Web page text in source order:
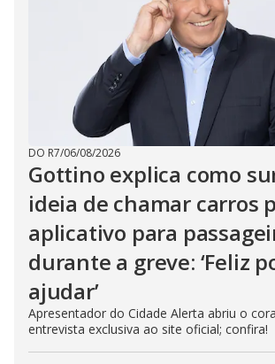
DO R7/06/08/2026
Gottino explica como
ideia de chamar carros
aplicativo para
durante a greve: ‘Feliz
ajudar’
Apresentador do Cidade Alerta abriu o
entrevista exclusiva ao site oficial; confira!